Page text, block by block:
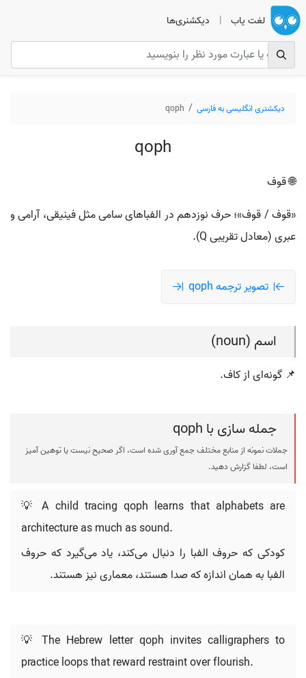
لغت یاب | دیکشنری‌ها
دیکشنری انگلیسی به فارسی qoph
qoph
🌐 قوف
«قوف / قوف»؛ حرف نوزدهم در الفباهای سامی مثل فینیقی، آرامی و
عبری (معادل تقریبی Q).
تصویر ترجمه qoph
اسم (noun)
📌 گونه‌ای از کاف.
جمله سازی با qoph
جملات نمونه از منابع مختلف جمع آوری شده است، اگر صحیح نیست یا توهین آمیز
است، لطفا گزارش دهید.
💡 A child tracing qoph learns that alphabets are
architecture as much as sound.
کودکی که حروف الفبا را دنبال می‌کند، یاد می‌گیرد که حروف
الفبا به همان اندازه که صدا هستند، معماری نیز هستند.
💡 The Hebrew letter qoph invites calligraphers to
practice loops that reward restraint over flourish.